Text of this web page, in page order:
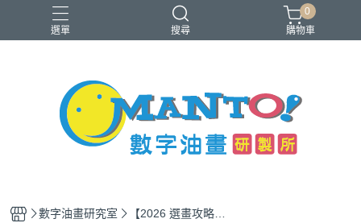
選單 搜尋
40x50cm 50x65cm
入門推薦款
本款免費升級淡彩縮時畫布
0
購物車
數字油畫研究室
【2026 選畫攻略】